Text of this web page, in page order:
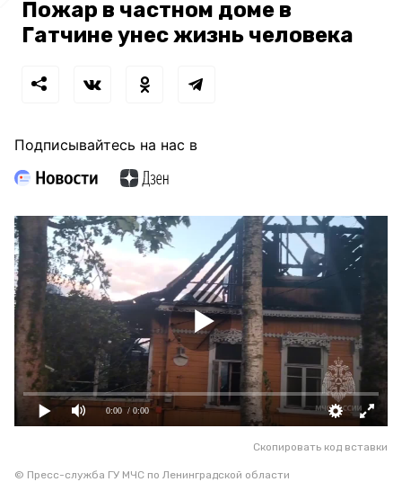
Пожар в частном доме в
Гатчине унес жизнь человека
Подписывайтесь на нас в
0:00 / 0:00
Скопировать код вставки
© Пресс-служба ГУ МЧС по Ленинградской области